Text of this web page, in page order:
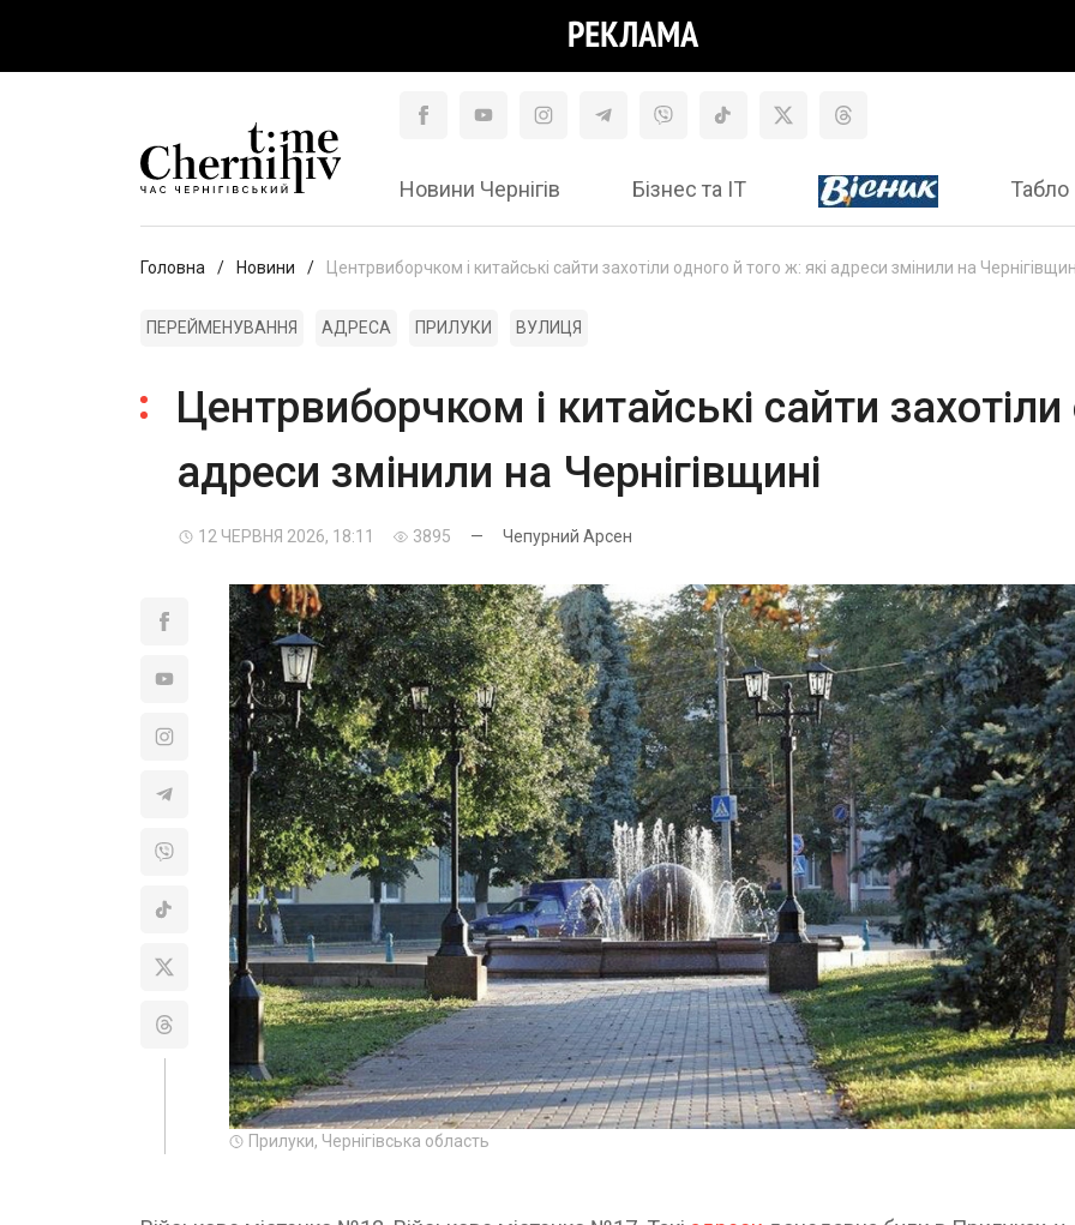
Новини Чернігів Бізнес та ІТ Табло
Головна Новини Центрвиборчком і китайські сайти захотіли одного й того ж: які адреси змінили на
ПЕРЕЙМЕНУВАННЯ АДРЕСА ПРИЛУКИ ВУЛИЦЯ
Центрвиборчком і китайські сайти
адреси змінили на Чернігівщині
12 ЧЕРВНЯ 2026, 18:11 3895 — Чепурний Арсен
Прилуки, Чернігівська область